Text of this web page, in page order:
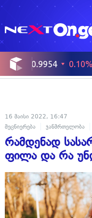
16 მაისი 2022, 16:47
მეცნიერება
ჯანმრთელობა
რამდენად
ფილა და რა